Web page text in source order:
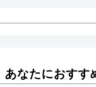
あなたにおすす